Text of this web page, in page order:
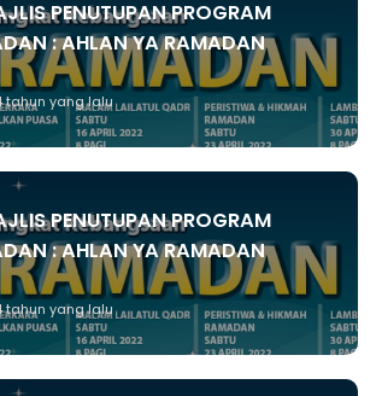
PENUTUPAN PROGRAM
: AHLAN YA RAMADAN
tahun yang lalu
PENUTUPAN PROGRAM
: AHLAN YA RAMADAN
tahun yang lalu